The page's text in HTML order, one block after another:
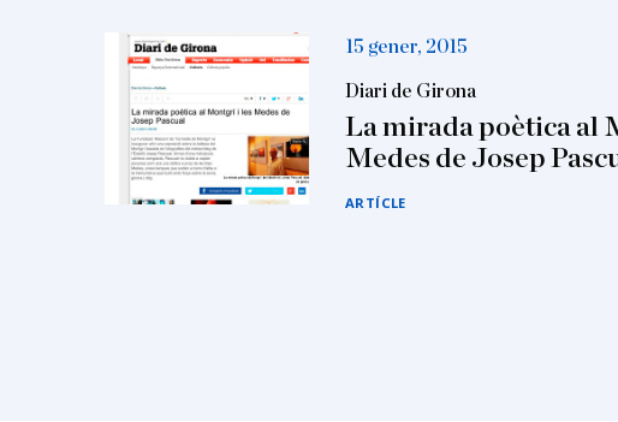
15 gener, 2015
Diari de Girona
La mirada poètica al
Medes de Josep
ARTÍCLE